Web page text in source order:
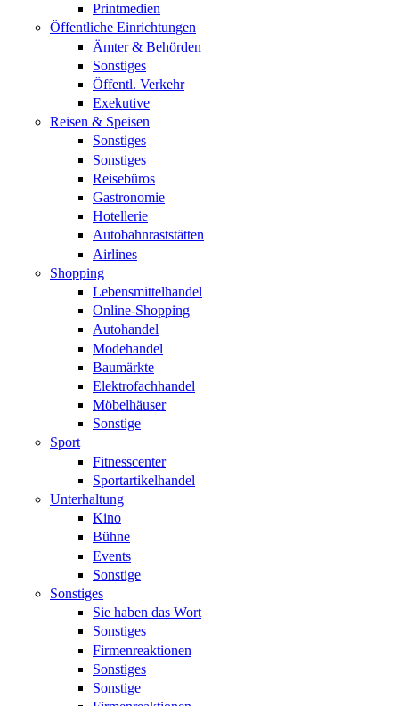
Printmedien
Öffentliche Einrichtungen
Ämter & Behörden
Sonstiges
Öffentl. Verkehr
Exekutive
Reisen & Speisen
Sonstiges
Sonstiges
Reisebüros
Gastronomie
Hotellerie
Autobahnraststätten
Airlines
Shopping
Lebensmittelhandel
Online-Shopping
Autohandel
Modehandel
Baumärkte
Elektrofachhandel
Möbelhäuser
Sonstige
Sport
Fitnesscenter
Sportartikelhandel
Unterhaltung
Kino
Bühne
Events
Sonstige
Sonstiges
Sie haben das Wort
Sonstiges
Firmenreaktionen
Sonstiges
Sonstige